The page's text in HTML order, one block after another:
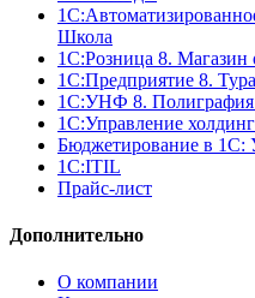
Школа
1С:Розница 8. Магазин
1С:Предприятие 8.
1С:УНФ 8. Полиграфия
1С:Управление
Бюджетирование в 1С:
1С:ITIL
Прайс-лист
Дополнительно
О компании